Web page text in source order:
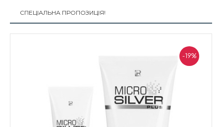
СПЕЦІАЛЬНА ПРОПОЗИЦІЯ!
-19%